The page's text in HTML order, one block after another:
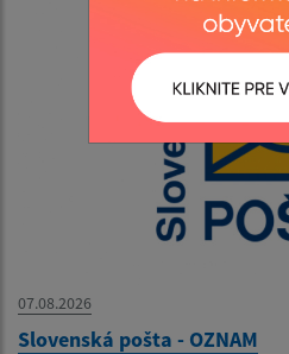
07.08.2026
Slovenská pošta - OZNAM